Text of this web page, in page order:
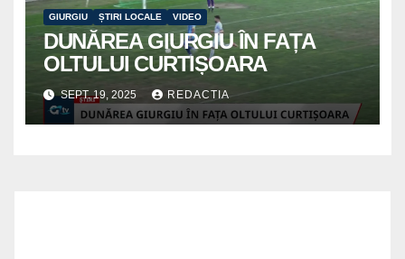
GIURGIU ȘTIRI LOCALE VIDEO
DUNĂREA GIURGIU ÎN FAȚA
OLTULUI CURTIȘOARA
SEPT. 19, 2025 REDACTIA